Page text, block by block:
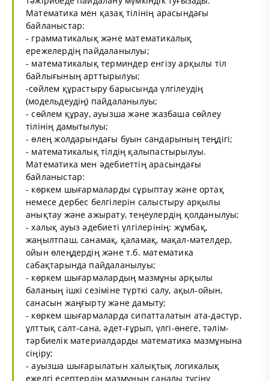
Математика мен қазақ тілінің арасындағы
байланыстар:
- грамматикалық және математикалық
ережелердің пайдаланылуы;
- математикалық терминдер енгізу арқылы тіл
байлығының арттырылуы;
-сөйлем құрастыру барысында үлгілеудің
(модельдеудің) пайдаланылуы;
- сөйлем құрау, ауызша және жазбаша сөйлеу
тілінің дамытылуы;
- өлең жолдарындағы буын сандарының теңдігі;
- математикалық тілдің қалыпастырылуы.
Математика мен әдебиеттің арасындағы
байланыстар:
- көркем шығармаларды сұрыптау және ортақ
немесе дербес белгілерін салыстыру арқылы
анықтау және ажырату, теңеулердің қолданылуы;
- халық ауыз әдебиеті үлгілерінің: жұмбақ,
жаңылтпаш, санамақ, қаламақ, мақал-мәтелдер,
ойын өлеңдердің және т.б. математика
сабақтарында пайдаланылуы;
- көркем шығармалардың мазмұны арқылы
баланың ішкі сезіміне түрткі салу, ақыл-ойын,
санасын жаңғырту және дамыту;
- көркем шығармаларда сипатталатын ата-дәстүр,
ұлттық салт-сана, әдет-ғұрып, үлгі-өнеге, тәлім-
тәрбиелік материалдарды математика мазмұнына
сіңіру;
- ауызша шығарылатын халықтық логикалық
ежелгі есептердің мазмұнын саналы түсіну